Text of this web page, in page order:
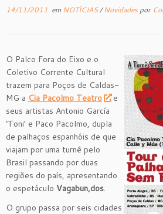
14/11/2011 em NOTÍCIAS/Novidades por
O Palco Fora do Eixo e o
Coletivo Corrente Cultural
trazem para Poços de Caldas-
MG a Cia Pacolmo Teatro
e
seus artistas Antonio García
‘Toni’ e Paco Pacolmo, dupla
de palhaços espanhóis de que
viajam por uma turnê pelo
Brasil passando por duas
regiões do país, apresentando
o espetáculo Vagabun,dos.
O grupo passa por seis cidades